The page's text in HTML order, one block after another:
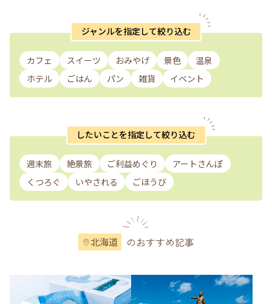
ジャンルを指定して絞り込む
カフェ スイーツ おみやげ 景色
温泉
ホテル
ごはん パン 雑貨 イベント
したいことを指定して絞り込む
週末旅 絶景旅 ご利益めぐり
アートさんぽ
くつろぐ
いやされる ごほうび
北海道 のおすすめ記事